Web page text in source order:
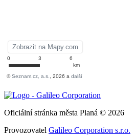
Oficiální stránka města Planá © 2026
Provozovatel Galileo Corporation s.r.o.